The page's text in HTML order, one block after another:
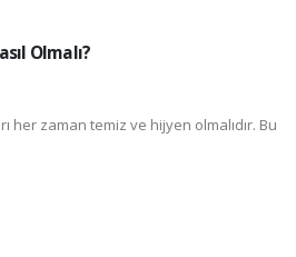
Olmalı?
her zaman temiz ve hijyen olmalıdır. Bu